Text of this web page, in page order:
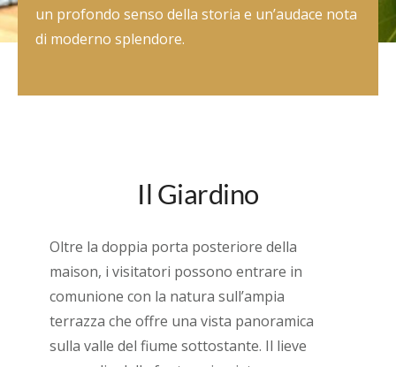
un profondo senso della storia e un’audace nota
di moderno splendore.
Il Giardino
Oltre la doppia porta posteriore della
maison, i visitatori possono entrare in
comunione con la natura sull’ampia
terrazza che offre una vista panoramica
sulla valle del fiume sottostante. Il lieve